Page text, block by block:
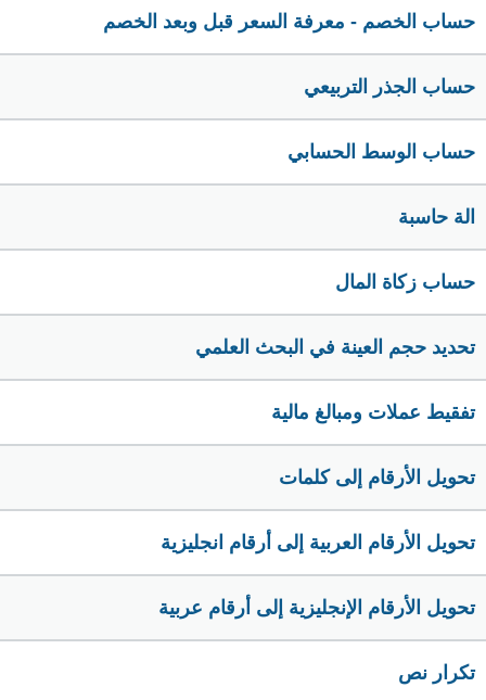
حساب الخصم - معرفة السعر قبل وبعد الخصم
حساب الجذر التربيعي
حساب الوسط الحسابي
الة حاسبة
حساب زكاة المال
تحديد حجم العينة في البحث العلمي
تفقيط عملات ومبالغ مالية
تحويل الأرقام إلى كلمات
تحويل الأرقام العربية إلى أرقام انجليزية
تحويل الأرقام الإنجليزية إلى أرقام عربية
تكرار نص